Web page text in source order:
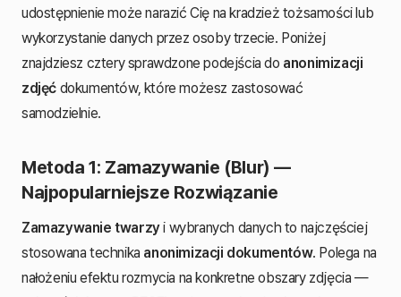
udostępnienie może narazić Cię na kradzież tożsamości lub
wykorzystanie danych przez osoby trzecie. Poniżej
znajdziesz cztery sprawdzone podejścia do anonimizacji
zdjęć dokumentów, które możesz zastosować
samodzielnie.
Metoda 1: Zamazywanie (Blur) —
Najpopularniejsze Rozwiązanie
Zamazywanie twarzyi wybranych danych to najczęściej
stosowana technika anonimizacji dokumentów. Polega na
nałożeniu efektu rozmycia na konkretne obszary zdjęcia —